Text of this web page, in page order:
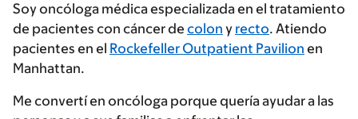
Soy oncóloga médica especializada en el tratamiento
de pacientes con cáncer de colon y recto. Atiendo
pacientes en el Rockefeller Outpatient Pavilion en
Manhattan.
Me convertí en oncóloga porque quería ayudar a las